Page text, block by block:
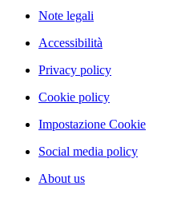
Note legali
Accessibilità
Privacy policy
Cookie policy
Impostazione Cookie
Social media policy
About us